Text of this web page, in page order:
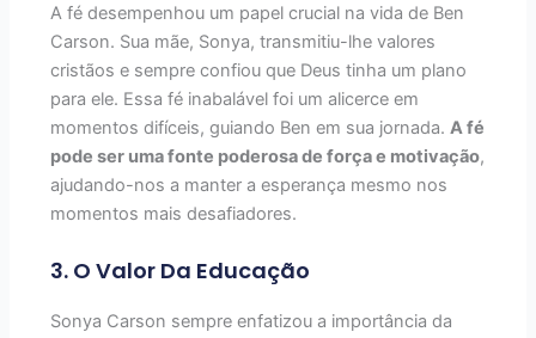
A fé desempenhou um papel crucial na vida de Ben
Carson. Sua mãe, Sonya, transmitiu-lhe valores
cristãos e sempre confiou que Deus tinha um plano
para ele. Essa fé inabalável foi um alicerce em
momentos difíceis, guiando Ben em sua jornada. A fé
pode ser uma fonte poderosa de força e motivação,
ajudando-nos a manter a esperança mesmo nos
momentos mais desafiadores.
3. O Valor Da Educação
Sonya Carson sempre enfatizou a importância da